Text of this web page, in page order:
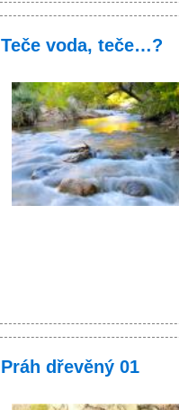
Teče voda, teče…?
Práh dřevěný 01